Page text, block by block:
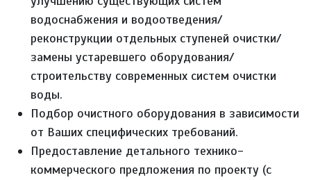
водоснабжения и водоотведения/
реконструкции отдельных ступеней очистки/
замены устаревшего оборудования/
строительству современных систем очистки
воды.
Подбор очистного оборудования в зависимости
от Ваших специфических требований.
Предоставление детального технико-
коммерческого предложения по проекту (с